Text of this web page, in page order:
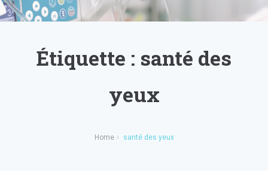
Étiquette : santé des
yeux
Home santé des yeux